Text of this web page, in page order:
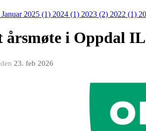
Januar 2025 (1) 2024 (1) 2023 (2) 2022 (1)
i Oppdal IL
23. feb 2026